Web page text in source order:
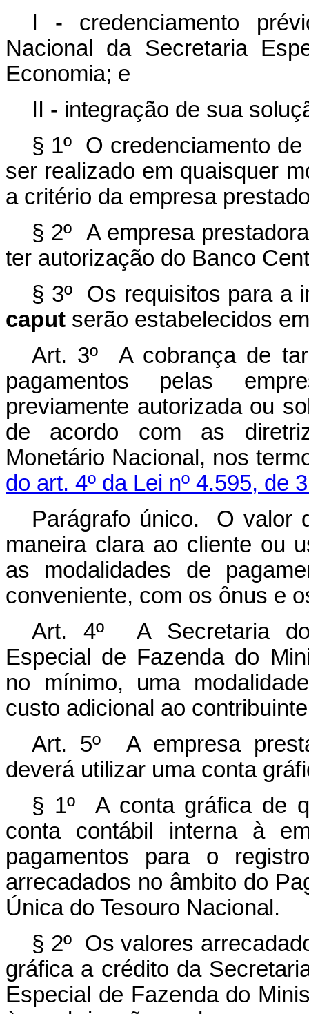
I - credenciamento
Nacional da Secretaria
Economia; e
II - integração de sua
§ 1º O credenciamento
ser realizado em quaisquer
a critério da empresa
§ 2º A empresa
ter autorização do Banco
§ 3º Os requisitos para a
caput serão estabelecidos
Art. 3º A cobrança de
pagamentos pelas
previamente autorizada ou
de acordo com as
Monetário Nacional, nos
do art. 4º da Lei nº 4.595, de
Parágrafo único. O valor
maneira clara ao cliente ou
as modalidades de
conveniente, com os ônus e
Art. 4º A Secretaria do
Especial de Fazenda do
no mínimo, uma
custo adicional ao
Art. 5º A empresa
deverá utilizar uma conta
§ 1º A conta gráfica de
conta contábil interna à
pagamentos para o
arrecadados no âmbito do
Única do Tesouro Nacional.
§ 2º Os valores
gráfica a crédito da
Especial de Fazenda do